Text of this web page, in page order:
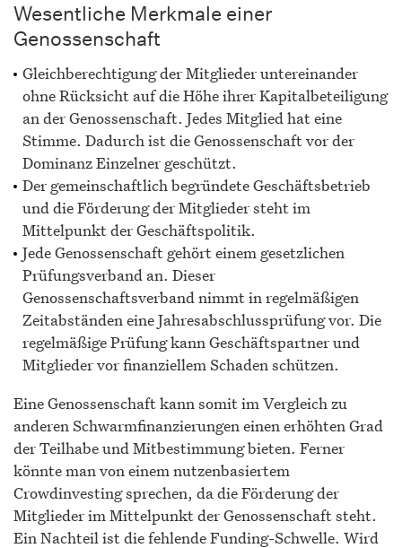
Wesentliche Merkmale einer
Genossenschaft
Gleichberechtigung der Mitglieder untereinander
ohne Rücksicht auf die Höhe ihrer Kapitalbeteiligung
an der Genossenschaft. Jedes Mitglied hat eine
Stimme. Dadurch ist die Genossenschaft vor der
Dominanz Einzelner geschützt.
Der gemeinschaftlich begründete Geschäftsbetrieb
und die Förderung der Mitglieder steht im
Mittelpunkt der Geschäftspolitik.
Jede Genossenschaft gehört einem gesetzlichen
Prüfungsverband an. Dieser
Genossenschaftsverband nimmt in regelmäßigen
Zeitabständen eine Jahresabschlussprüfung vor. Die
regelmäßige Prüfung kann Geschäftspartner und
Mitglieder vor finanziellem Schaden schützen.
Eine Genossenschaft kann somit im Vergleich zu
anderen Schwarmfinanzierungen einen erhöhten Grad
der Teilhabe und Mitbestimmung bieten. Ferner
könnte man von einem nutzenbasiertem
Crowdinvesting sprechen, da die Förderung der
Mitglieder im Mittelpunkt der Genossenschaft steht.
Ein Nachteil ist die fehlende Funding-Schwelle. Wird